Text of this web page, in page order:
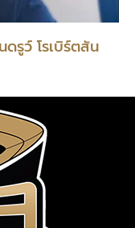
ดรูว์ โรเบิร์ตสัน